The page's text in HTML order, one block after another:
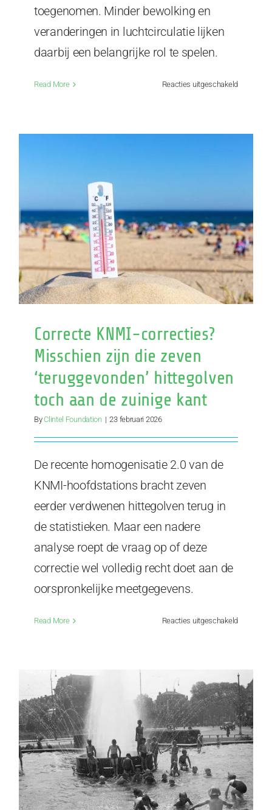
toegenomen. Minder bewolking en
veranderingen in luchtcirculatie lijken
daarbij een belangrijke rol te spelen.
Read More Reacties uitgeschakeldvoor
wind!
Correcte KNMI-correcties?
Misschien zijn die zeven
‘teruggevonden’ hittegolven
toch aan de zuinige kant
ByClintel Foundation | 23 februari 2026
De recente homogenisatie 2.0 van de
KNMI-hoofdstations bracht zeven
eerder verdwenen hittegolven terug in
de statistieken. Maar een nadere
analyse roept de vraag op of deze
correctie wel volledig recht doet aan de
oorspronkelijke meetgegevens.
Read More Reacties uitgeschakeldvoor
Misschien
zijn
die
zeven
toch
aan
de
zuinige
kant